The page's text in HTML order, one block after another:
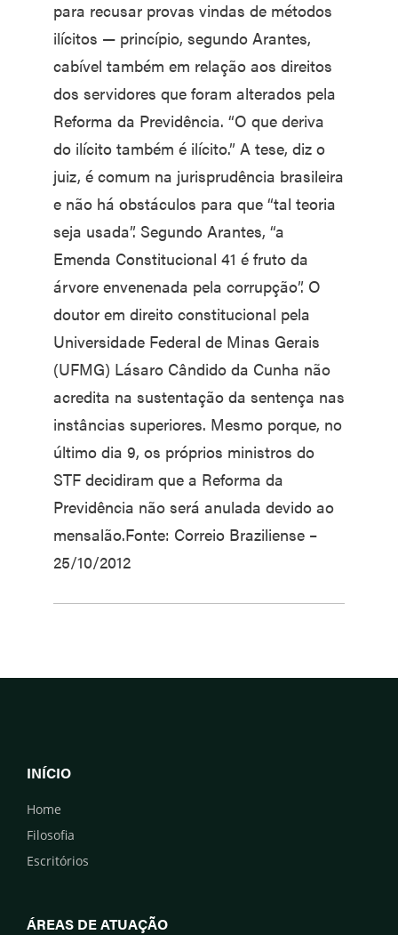
para recusar provas vindas de métodos
ilícitos — princípio, segundo Arantes,
cabível também em relação aos direitos
dos servidores que foram alterados pela
Reforma da Previdência. “O que deriva
do ilícito também é ilícito.” A tese, diz o
juiz, é comum na jurisprudência brasileira
e não há obstáculos para que “tal teoria
seja usada”. Segundo Arantes, “a
Emenda Constitucional 41 é fruto da
árvore envenenada pela corrupção”. O
doutor em direito constitucional pela
Universidade Federal de Minas Gerais
(UFMG) Lásaro Cândido da Cunha não
acredita na sustentação da sentença nas
instâncias superiores. Mesmo porque, no
último dia 9, os próprios ministros do
STF decidiram que a Reforma da
Previdência não será anulada devido ao
mensalão.Fonte: Correio Braziliense –
25/10/2012
INÍCIO
Home
Filosofia
Escritórios
ÁREAS DE ATUAÇÃO